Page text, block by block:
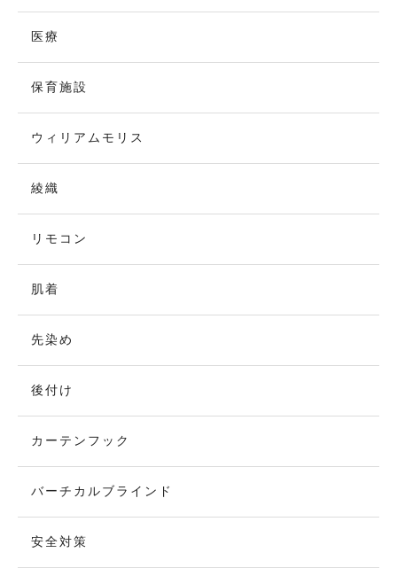
医療
保育施設
ウィリアムモリス
綾織
リモコン
肌着
先染め
後付け
カーテンフック
バーチカルブラインド
安全対策